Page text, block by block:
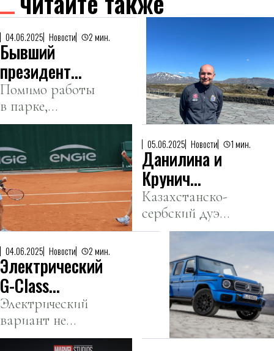
04.06.2025 Новости 2 мин.
Бывший
президент
Исландии
стал гидом в
национальном
парке
Помимо работы
в парке,
Йоуханнессон
свою
деятельность
как историк и
занимает
должность
профессора в
Исландском
университете.
05.06.2025 Новости 1 мин.
Данилина и
Крунич
вышли в
полуфинал
«Ролан
Гаррос»
Казахстанско-
сербский дуэт
продолжает
парижские
корты.
04.06.2025 Новости 2 мин.
Электрический
G-Class
официально
назвали
провалом
Электрический
вариант не
оправдал